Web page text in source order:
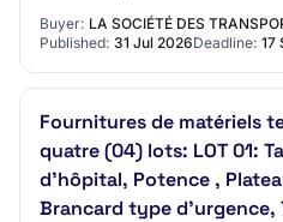
| 31-07-2026 10:58:08 | Non |
Buyer: LA SOCIÉTÉ DES
Published: 31 Jul 2026Deadline: 17
Fournitures de matériels
quatre (04) lots: LOT 01:
d'hôpital, Potence ,
Brancard type d’urgence,